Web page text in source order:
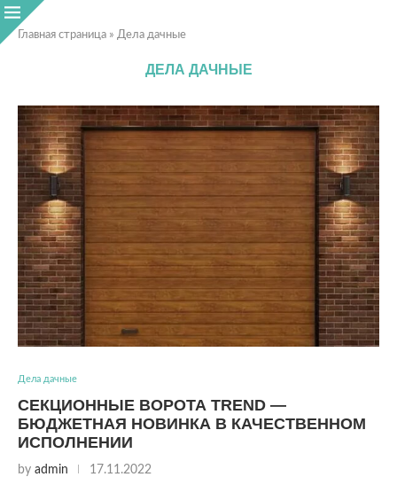
Главная страница » Дела дачные
ДЕЛА ДАЧНЫЕ
Дела дачные
СЕКЦИОННЫЕ ВОРОТА TREND —
БЮДЖЕТНАЯ НОВИНКА В КАЧЕСТВЕННОМ
ИСПОЛНЕНИИ
by admin 17.11.2022